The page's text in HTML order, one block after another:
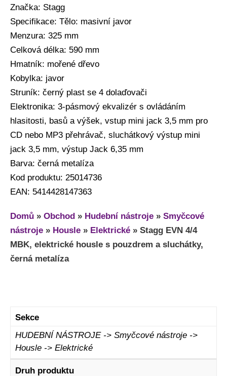
Značka: Stagg
Specifikace: Tělo: masivní javor
Menzura: 325 mm
Celková délka: 590 mm
Hmatník: mořené dřevo
Kobylka: javor
Struník: černý plast se 4 dolaďovači
Elektronika: 3-pásmový ekvalizér s ovládáním
hlasitosti, basů a výšek, vstup mini jack 3,5 mm pro
CD nebo MP3 přehrávač, sluchátkový výstup mini
jack 3,5 mm, výstup Jack 6,35 mm
Barva: černá metalíza
Kod produktu: 25014736
EAN: 5414428147363
Domů » Obchod » Hudební nástroje » Smyčcové
nástroje » Housle » Elektrické » Stagg EVN 4/4
MBK, elektrické housle s pouzdrem a sluchátky,
černá metalíza
Sekce
HUDEBNÍ NÁSTROJE -> Smyčcové nástroje ->
Housle -> Elektrické
Druh produktu